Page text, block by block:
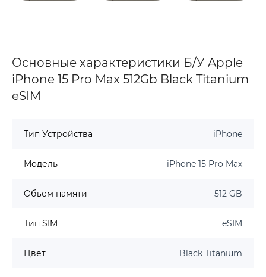
Основные характеристики Б/У Apple
iPhone 15 Pro Max 512Gb Black Titanium
eSIM
Тип Устройства iPhone
Модель iPhone 15 Pro Max
Объем памяти 512 GB
Тип SIM eSIM
Цвет Black Titanium